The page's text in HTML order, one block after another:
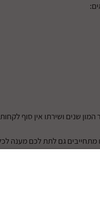
שנים ושירתו אין סוף
מתחייבים גם לתת לכם
חשוב, כל אדם הפונה אלינו
לצרכים שלכם.